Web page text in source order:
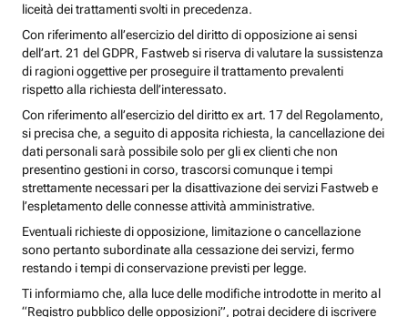
liceità dei trattamenti svolti in precedenza.
Con riferimento all’esercizio del diritto di opposizione ai sensi
dell’art. 21 del GDPR, Fastweb si riserva di valutare la sussistenza
di ragioni oggettive per proseguire il trattamento prevalenti
rispetto alla richiesta dell’interessato.
Con riferimento all’esercizio del diritto ex art. 17 del Regolamento,
si precisa che, a seguito di apposita richiesta, la cancellazione dei
dati personali sarà possibile solo per gli ex clienti che non
presentino gestioni in corso, trascorsi comunque i tempi
strettamente necessari per la disattivazione dei servizi Fastweb e
l’espletamento delle connesse attività amministrative.
Eventuali richieste di opposizione, limitazione o cancellazione
sono pertanto subordinate alla cessazione dei servizi, fermo
restando i tempi di conservazione previsti per legge.
Ti informiamo che, alla luce delle modifiche introdotte in merito al
“Registro pubblico delle opposizioni”, potrai decidere di iscrivere